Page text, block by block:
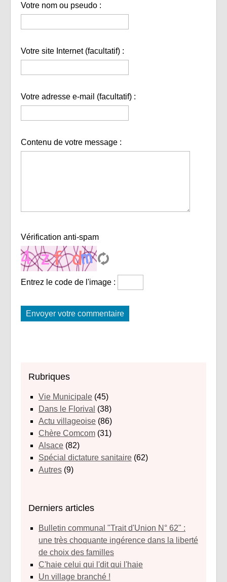
Votre nom ou pseudo :
Votre site Internet (facultatif) :
Votre adresse e-mail (facultatif) :
Contenu de votre message :
Vérification anti-spam
Entrez le code de l'image :
Rubriques
Vie Municipale (45)
Dans le Florival (38)
Actu villageoise (86)
Chère Comcom (31)
Alsace (82)
Spécial dictature sanitaire (62)
Autres (9)
Derniers articles
Bulletin communal "Trait d'Union N° 62" :
une très choquante ingérence dans la liberté
de choix des familles
C'haie celui qui l'dit qui l'haie
Un village branché !